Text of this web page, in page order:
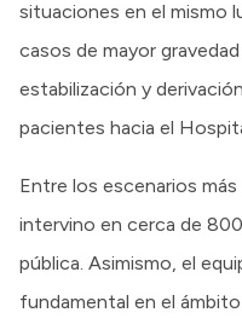
situaciones en el mismo
casos de mayor
estabilización y
pacientes hacia el
Entre los escenarios
intervino en cerca de
pública. Asimismo, el
fundamental en el